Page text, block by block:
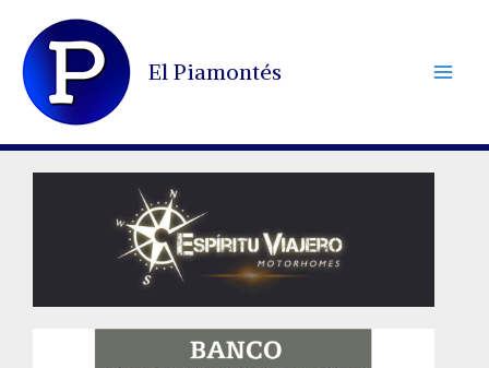
contenido
El Piamontés